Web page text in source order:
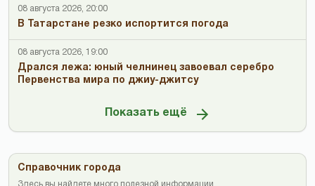
08 августа 2026, 20:00
В Татарстане резко испортится погода
08 августа 2026, 19:00
Дрался лежа: юный челнинец завоевал серебро
Первенства мира по джиу-джитсу
Показать ещё
Справочник города
Здесь вы найдете много полезной информации